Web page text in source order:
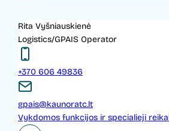
Rita Vyšniauskienė
Logistics/GPAIS Operator
+370 606 49836
gpais@kaunoratc.lt
Vykdomos funkcijos ir specialieji